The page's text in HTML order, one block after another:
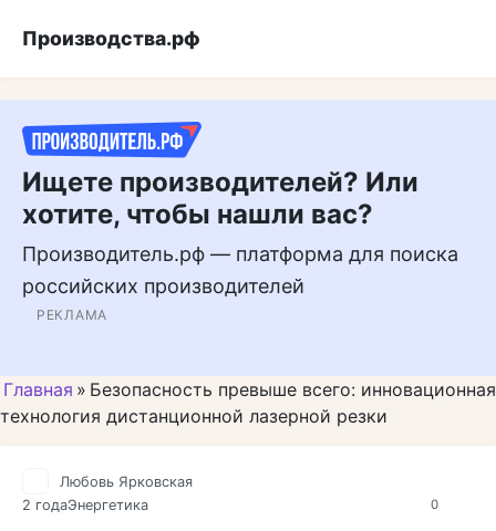
Производства.рф
Ищете производителей? Или
хотите, чтобы нашли вас?
Производитель.рф — платформа для поиска
российских производителей
РЕКЛАМА
Главная » Безопасность превыше всего: инновационная
технология дистанционной лазерной резки
0
Любовь Ярковская
2 годаЭнергетика